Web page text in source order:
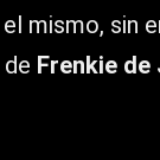
mismo, sin
Frenkie